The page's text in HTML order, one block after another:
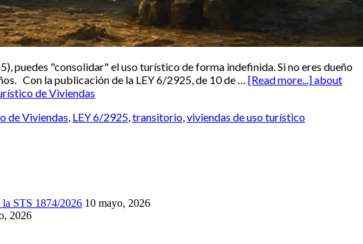
puedes "consolidar" el uso turístico de forma indefinida. Si no eres dueño
Con la publicación de la LEY 6/2925, de 10 de … [Read more...]about
de Viviendas
de Viviendas LEY 6/2925 transitorio viviendas de uso turístico
la STS 1874/2026 10 mayo, 2026
2026